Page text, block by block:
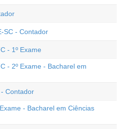
SC - Contador
- 1º Exame
- 2º Exame - Bacharel em
Contador
- Bacharel em Ciências